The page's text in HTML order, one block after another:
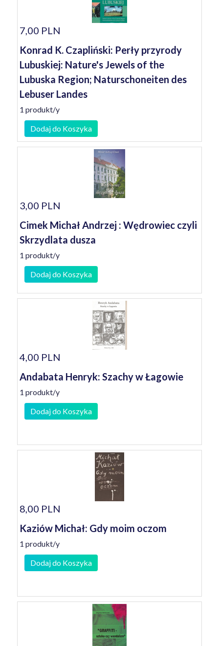
7,00 PLN
Konrad K. Czapliński: Perły przyrody
Lubuskiej: Nature's Jewels of the
Lubuska Region; Naturschoneiten des
Lebuser Landes
1 produkt/y
Dodaj do Koszyka
3,00 PLN
Cimek Michał Andrzej : Wędrowiec czyli
Skrzydlata dusza
1 produkt/y
Dodaj do Koszyka
4,00 PLN
Andabata Henryk: Szachy w Łagowie
1 produkt/y
Dodaj do Koszyka
8,00 PLN
Kaziów Michał: Gdy moim oczom
1 produkt/y
Dodaj do Koszyka